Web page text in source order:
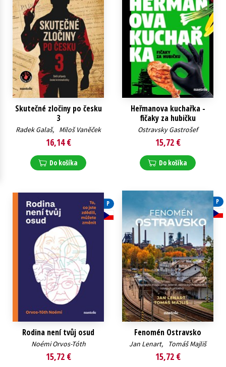
Technické vedy
Učebnice
Umenie a kultúra
Výchova a pedagogika
Young adult
Young adult (SK)
Zdravie a životný štýl
Všetky tituly
Skutečné zločiny po česku
3
Radek Galaš, Miloš Vaněček
16,14 €
Do košíka
Heřmanova kuchařka -
fičaky za hubičku
Ostravsky Gastrošef
15,72 €
Do košíka
P
Rodina není tvůj osud
Noémi Orvos-Tóth
15,72 €
P
Fenomén Ostravsko
Jan Lenart, Tomáš Majliš
15,72 €